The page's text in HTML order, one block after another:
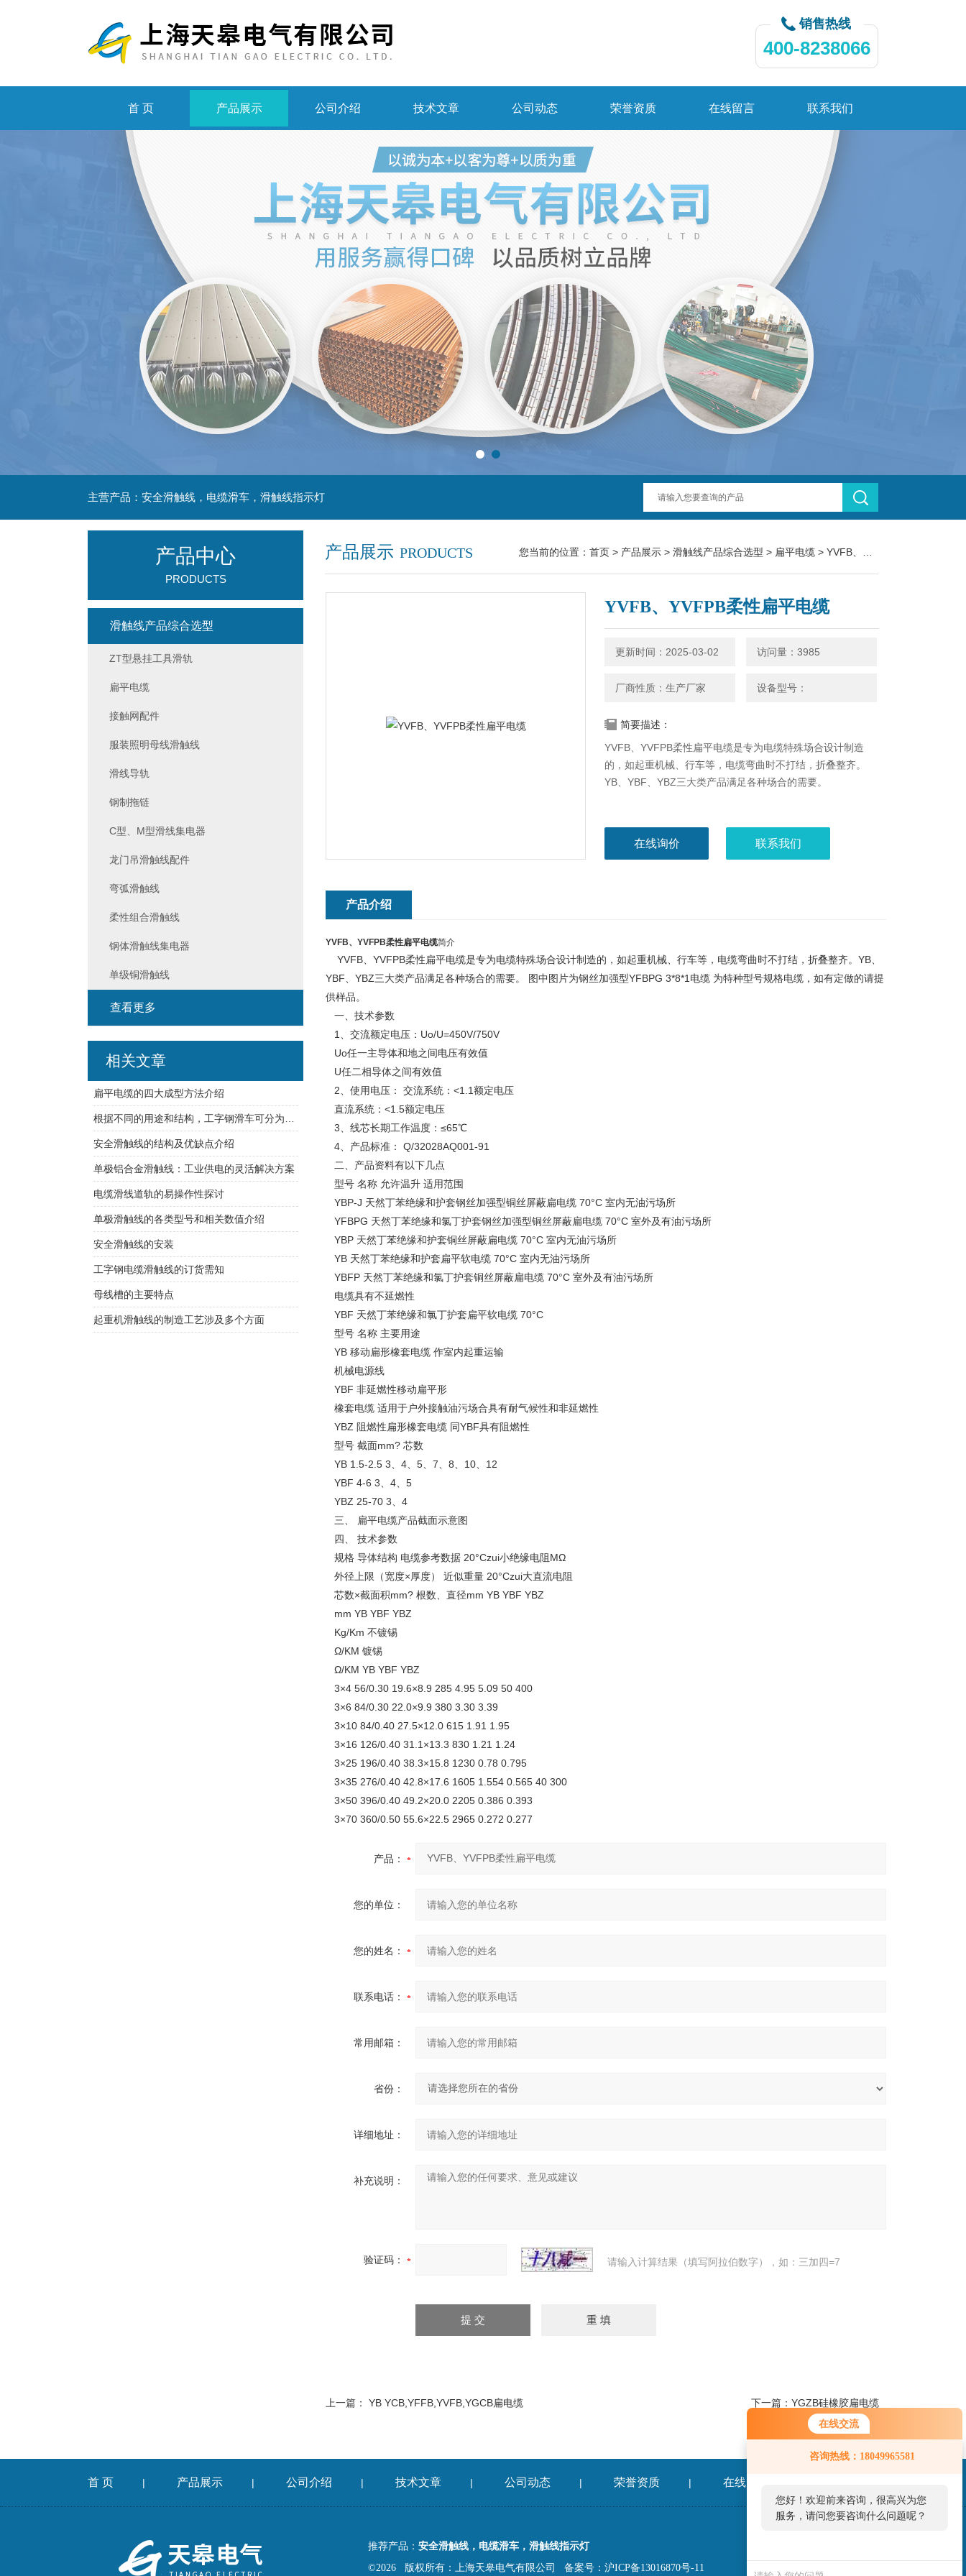
在线交流
咨询热线：18049965581
您好！欢迎前来咨询，很高兴为您
服务，请问您要咨询什么问题呢？
销售热线
400-8238066
首 页 产品展示 公司介绍 技术文章 公司动态 荣誉资质 在线留言 联系我们
主营产品：安全滑触线，电缆滑车，滑触线指示灯
产品展示 PRODUCTS 您当前的位置： 首页 > 产品展示 > 滑触线产品综合选型 > 扁平电缆 > YVFB、YVFPB柔性扁平电缆
YVFB、YVFPB柔性扁平电缆
更新时间：2025-03-02 访问量：3985
厂商性质：生产厂家 设备型号：
简要描述：
YVFB、YVFPB柔性扁平电缆是专为电缆特殊场合设计制造
的，如起重机械、行车等，电缆弯曲时不打结，折叠整齐。
YB、YBF、YBZ三大类产品满足各种场合的需要。
在线询价 联系我们
产品介绍
YVFB、YVFPB柔性扁平电缆简介
YVFB、YVFPB柔性扁平电缆是专为电缆特殊场合设计制造的，如起重机械、行车等，电缆弯曲时不打结，折叠整齐。YB、
YBF、YBZ三大类产品满足各种场合的需要。 图中图片为钢丝加强型YFBPG 3*8*1电缆 为特种型号规格电缆，如有定做的请提
供样品。
一、 技术参数
1、交流额定电压：Uo/U=450V/750V
Uo任一主导体和地之间电压有效值
U任二相导体之间有效值
2、使用电压： 交流系统：<1.1额定电压
直流系统：<1.5额定电压
3、线芯长期工作温度：≤65℃
4、产品标准： Q/32028AQ001-91
二、 产品资料有以下几点
型号 名称 允许温升 适用范围
YBP-J 天然丁苯绝缘和护套钢丝加强型铜丝屏蔽扁电缆 70°C 室内无油污场所
YFBPG 天然丁苯绝缘和氯丁护套钢丝加强型铜丝屏蔽扁电缆 70°C 室外及有油污场所
YBP 天然丁苯绝缘和护套铜丝屏蔽扁电缆 70°C 室内无油污场所
YB 天然丁苯绝缘和护套扁平软电缆 70°C 室内无油污场所
YBFP 天然丁苯绝缘和氯丁护套铜丝屏蔽扁电缆 70°C 室外及有油污场所
电缆具有不延燃性
YBF 天然丁苯绝缘和氯丁护套扁平软电缆 70°C
型号 名称 主要用途
YB 移动扁形橡套电缆 作室内起重运输
机械电源线
YBF 非延燃性移动扁平形
橡套电缆 适用于户外接触油污场合具有耐气候性和非延燃性
YBZ 阻燃性扁形橡套电缆 同YBF具有阻燃性
型号 截面mm? 芯数
YB 1.5-2.5 3、4、5、7、8、10、12
YBF 4-6 3、4、5
YBZ 25-70 3、4
三、 扁平电缆产品截面示意图
四、 技术参数
规格 导体结构 电缆参考数据 20°Czui小绝缘电阻MΩ
外径上限（宽度×厚度） 近似重量 20°Czui大直流电阻
芯数×截面积mm? 根数、直径mm YB YBF YBZ
mm YB YBF YBZ
Kg/Km 不镀锡
Ω/KM 镀锡
Ω/KM YB YBF YBZ
3×4 56/0.30 19.6×8.9 285 4.95 5.09 50 400
3×6 84/0.30 22.0×9.9 380 3.30 3.39
3×10 84/0.40 27.5×12.0 615 1.91 1.95
3×16 126/0.40 31.1×13.3 830 1.21 1.24
3×25 196/0.40 38.3×15.8 1230 0.78 0.795
3×35 276/0.40 42.8×17.6 1605 1.554 0.565 40 300
3×50 396/0.40 49.2×20.0 2205 0.386 0.393
3×70 360/0.50 55.6×22.5 2965 0.272 0.277
产品：
您的单位：
您的姓名：
联系电话：
常用邮箱：
省份：
详细地址：
补充说明：
验证码： 请输入计算结果（填写阿拉伯数字），如：三加四=7
上一篇： YB YCB,YFFB,YVFB,YGCB扁电缆 下一篇： YGZB硅橡胶扁电缆
产品中心
PRODUCTS
滑触线产品综合选型
ZT型悬挂工具滑轨
扁平电缆
接触网配件
服装照明母线滑触线
滑线导轨
钢制拖链
C型、M型滑线集电器
龙门吊滑触线配件
弯弧滑触线
柔性组合滑触线
钢体滑触线集电器
单级铜滑触线
查看更多
相关文章
扁平电缆的四大成型方法介绍
安全滑触线的结构及优缺点介绍
单极铝合金滑触线：工业供电的灵活解决方案
电缆滑线道轨的易操作性探讨
单极滑触线的各类型号和相关数值介绍
安全滑触线的安装
工字钢电缆滑触线的订货需知
母线槽的主要特点
起重机滑触线的制造工艺涉及多个方面
首 页 | 产品展示 | 公司介绍 | 技术文章 | 公司动态 | 荣誉资质 | 在线留言
推荐产品： 安全滑触线，电缆滑车，滑触线指示灯
©2026 版权所有：上海天皋电气有限公司 备案号：沪ICP备13016870号-11